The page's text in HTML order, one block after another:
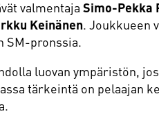
valmentaja Simo-Pekka
Keinänen. Joukkueen
SM-pronssia.
luovan ympäristön,
tärkeintä on pelaajan